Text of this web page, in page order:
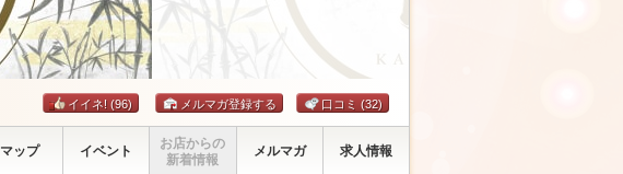
イイネ! (96) メルマガ 口コミ (32)
マップ イベント
お店からの
新着情報
メルマガ 求人情報